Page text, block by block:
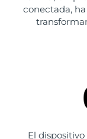
conectada,
El